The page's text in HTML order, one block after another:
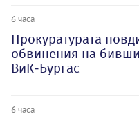
6 часа
Прокуратурата
обвинения на
ВиК-Бургас
6 часа